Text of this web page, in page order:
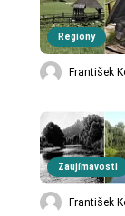
Regióny
František
Zaujímavosti
František